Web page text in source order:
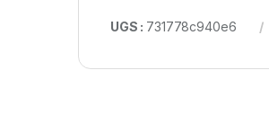
UGS : 731778c940e6